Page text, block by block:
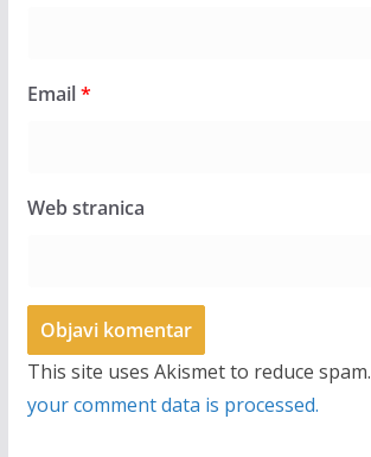
Email*
Web stranica
This site uses Akismet to reduce spam.
your comment data is processed.